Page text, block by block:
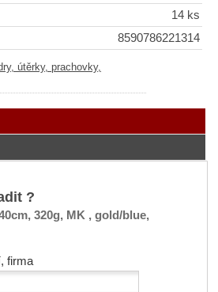
14 ks
8590786221314
útěrky, prachovky,
?
320g, MK , gold/blue,
firma